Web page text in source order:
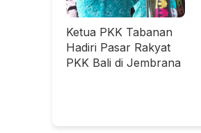
Ketua PKK Tabanan
Hadiri Pasar Rakyat
PKK Bali di Jembrana